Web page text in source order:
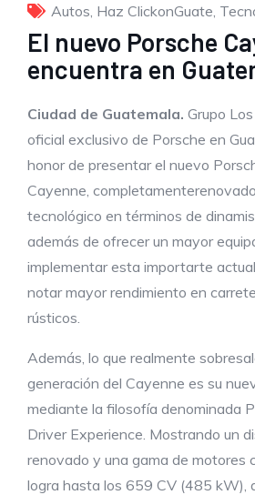
Autos Haz ClickonGuate
El nuevo Porsche
encuentra en
Ciudad de Guatemala. Grupo
oficial exclusivo de Porsche en
honor de presentar el nuevo
Cayenne,
tecnológico en términos de
además de ofrecer un mayor
implementar esta importarte
notar mayor rendimiento en
rústicos.
Además, lo que realmente
generación del Cayenne es su
mediante la filosofía denominada
Driver Experience. Mostrando un
renovado y una gama de motores
logra hasta los 659 CV (485 kW),